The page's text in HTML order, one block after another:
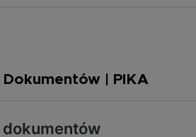
| PIKA